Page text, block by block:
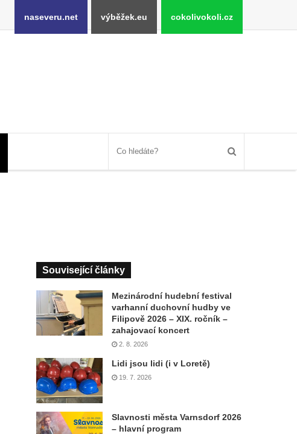
naseveru.net výběžek.eu cokolivokoli.cz
Související články
Mezinárodní hudební festival
varhanní duchovní hudby ve
Filipově 2026 – XIX. ročník –
zahajovací koncert
2. 8. 2026
Lidi jsou lidi (i v Loretě)
19. 7. 2026
Slavnosti města Varnsdorf 2026
– hlavní program